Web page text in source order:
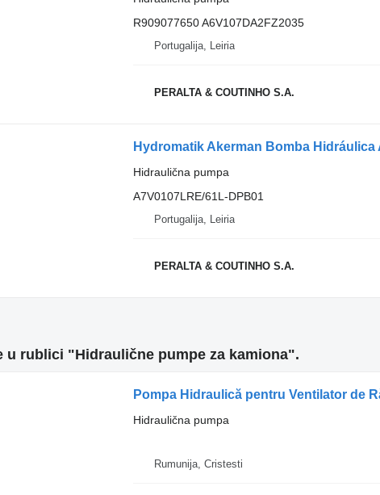
R909077650 A6V107DA2FZ2035
Portugalija, Leiria
PERALTA & COUTINHO S.A.
Hidraulična pumpa
A7V0107LRE/61L-DPB01
Portugalija, Leiria
PERALTA & COUTINHO S.A.
u rublici "Hidraulične pumpe za kamiona".
Hidraulična pumpa
Rumunija, Cristesti